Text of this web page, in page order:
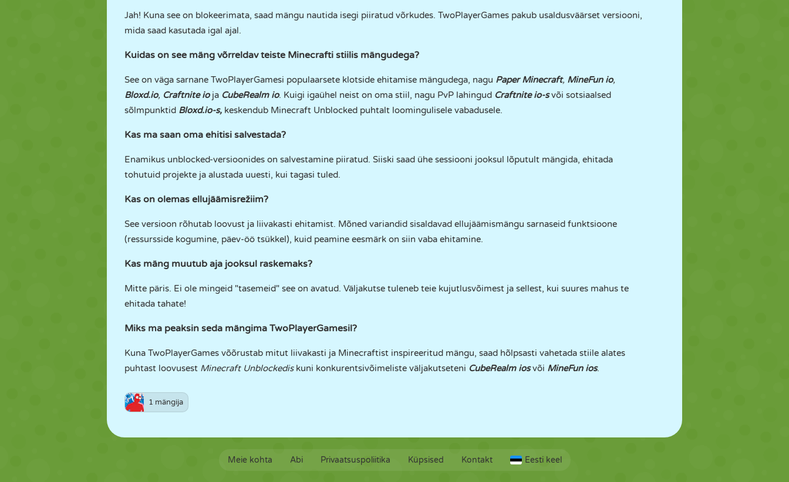
Jah! Kuna see on blokeerimata, saad mängu nautida isegi piiratud võrkudes. TwoPlayerGames pakub usaldusväärset versiooni,
mida saad kasutada igal ajal.
Kuidas on see mäng võrreldav teiste Minecrafti stiilis mängudega?
See on väga sarnane TwoPlayerGamesi populaarsete klotside ehitamise mängudega, nagu Paper Minecraft, MineFun io,
Bloxd.io, Craftnite ioja CubeRealm io. Kuigi igaühel neist on oma stiil, nagu PvP lahingud Craftnite io-svõi sotsiaalsed
sõlmpunktid Bloxd.io-s, keskendub Minecraft Unblocked puhtalt loomingulisele vabadusele.
Kas ma saan oma ehitisi salvestada?
Enamikus unblocked-versioonides on salvestamine piiratud. Siiski saad ühe sessiooni jooksul lõputult mängida, ehitada
tohutuid projekte ja alustada uuesti, kui tagasi tuled.
Kas on olemas ellujäämisrežiim?
See versioon rõhutab loovust ja liivakasti ehitamist. Mõned variandid sisaldavad ellujäämismängu sarnaseid funktsioone
(ressursside kogumine, päev-öö tsükkel), kuid peamine eesmärk on siin vaba ehitamine.
Kas mäng muutub aja jooksul raskemaks?
Mitte päris. Ei ole mingeid "tasemeid" see on avatud. Väljakutse tuleneb teie kujutlusvõimest ja sellest, kui suures mahus te
ehitada tahate!
Miks ma peaksin seda mängima TwoPlayerGamesil?
Kuna TwoPlayerGames võõrustab mitut liivakasti ja Minecraftist inspireeritud mängu, saad hõlpsasti vahetada stiile alates
puhtast loovusest Minecraft Unblockediskuni konkurentsivõimeliste väljakutseteni CubeRealm iosvõi MineFun ios.
1 mängija
Meie kohta Abi Privaatsuspoliitika Küpsised Kontakt Eesti keel